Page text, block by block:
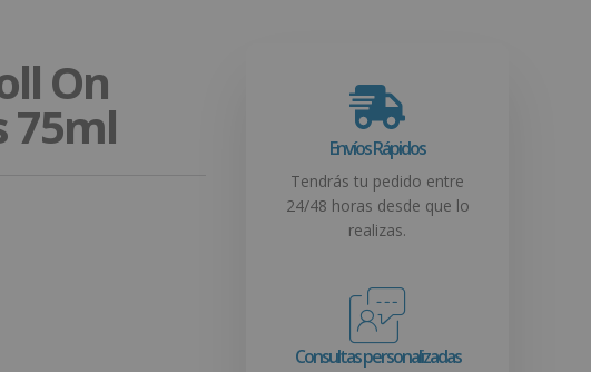
On
75ml Envíos Rápidos
Tendrás tu pedido entre
24/48 horas desde que lo
realizas.
Consultas personalizadas